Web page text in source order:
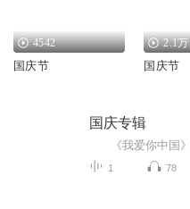
4542
国庆节
2.1万
国庆节
国庆专辑
1 78